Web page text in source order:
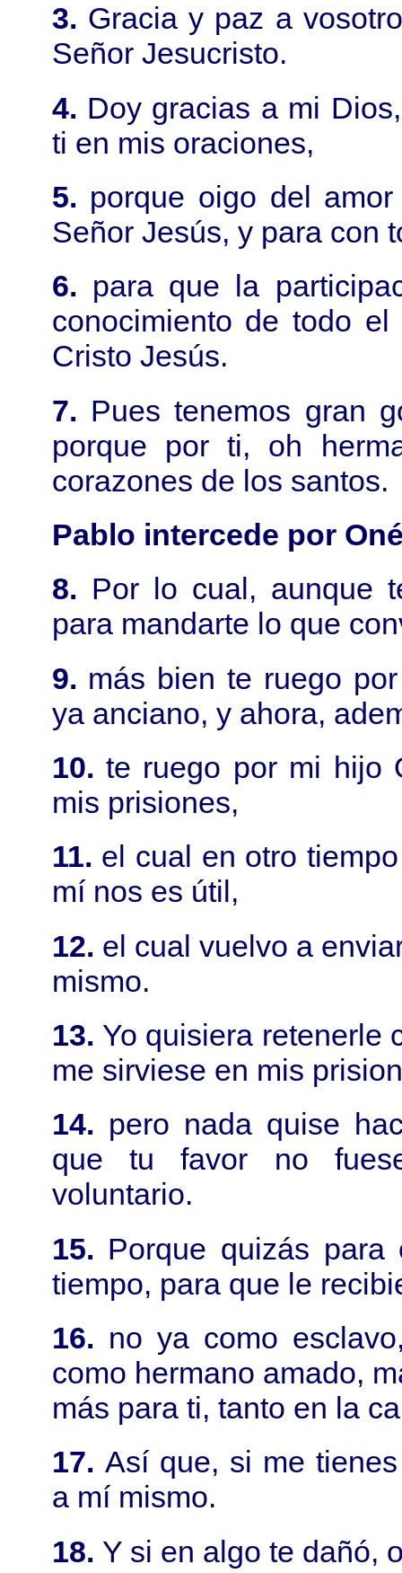
3. Gracia y paz a
Señor Jesucristo.
4. Doy gracias a mi
ti en mis oraciones,
5. porque oigo del
Señor Jesús, y para con
6. para que la
conocimiento de todo
Cristo Jesús.
7. Pues tenemos gran
porque por ti, oh
corazones de los santos.
Pablo intercede por
8. Por lo cual, aunque
para mandarte lo que
9. más bien te ruego
ya anciano, y ahora,
10. te ruego por mi hijo
mis prisiones,
11. el cual en otro
mí nos es útil,
12. el cual vuelvo a
mismo.
13. Yo quisiera retenerle
me sirviese en mis
14. pero nada quise
que tu favor no
voluntario.
15. Porque quizás
tiempo, para que le
16. no ya como
como hermano amado,
más para ti, tanto en la
17. Así que, si me
a mí mismo.
18. Y si en algo te dañó,